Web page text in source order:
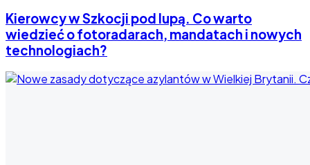
Kierowcy w Szkocji pod lupą. Co warto
wiedzieć o fotoradarach, mandatach i nowych
technologiach?